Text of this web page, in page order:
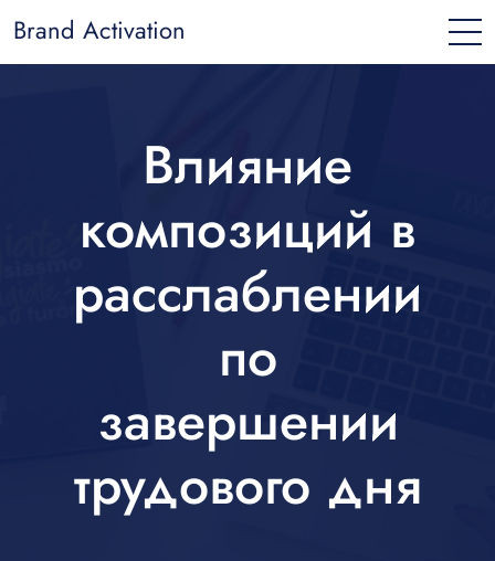
Brand Activation
Влияние
композиций в
расслаблении
по
завершении
трудового дня